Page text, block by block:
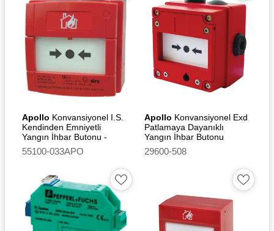
Apollo Konvansiyonel I.S.
Kendinden Emniyetli
Yangın İhbar Butonu -
Outdoor (Without Led)
55100-033APO
Apollo Konvansiyonel Exd
Patlamaya Dayanıklı
Yangın İhbar Butonu
(Without Led)
29600-508